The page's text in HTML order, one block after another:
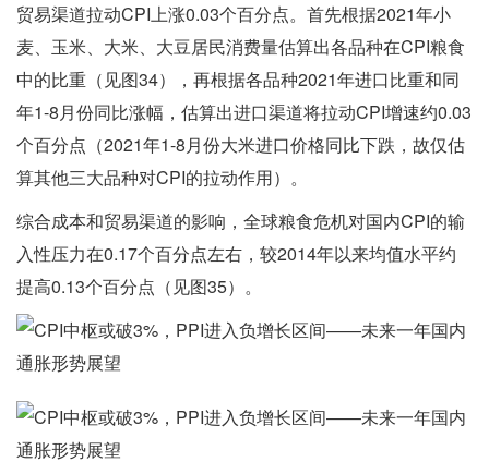
贸易渠道拉动CPI上涨0.03个百分点。首先根据2021年小
麦、玉米、大米、大豆居民消费量估算出各品种在CPI粮食
中的比重（见图34），再根据各品种2021年进口比重和同
年1-8月份同比涨幅，估算出进口渠道将拉动CPI增速约0.03
个百分点（2021年1-8月份大米进口价格同比下跌，故仅估
算其他三大品种对CPI的拉动作用）。
综合成本和贸易渠道的影响，全球粮食危机对国内CPI的输
入性压力在0.17个百分点左右，较2014年以来均值水平约
提高0.13个百分点（见图35）。